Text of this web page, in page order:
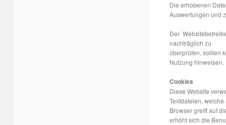
Die erhobenen
Auswertungen und
Der
nachträglich zu
überprüfen, sollten
Nutzung hinweisen.
Cookies
Diese Website
Textdateien,
Browser greift auf
erhöht sich die